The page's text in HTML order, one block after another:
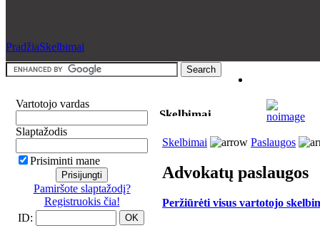
PradžiaSkelbimai
Vartotojo vardas
Slaptažodis
Prisiminti mane
Pamiršote slaptažodį?
Registruokis čia!
ID:
Skelbimai
Skelbimai Paslaugos
Advokatų paslaugos
Peržiūrėti visus vartotojo